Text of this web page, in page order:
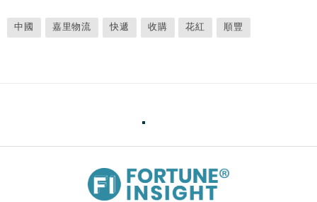
中國 嘉里物流 快遞 收購 花紅 順豐